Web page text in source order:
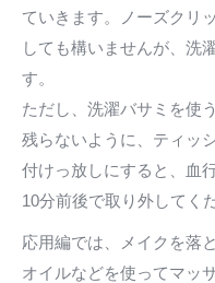
ていきます。ノーズクリ
しても構いませんが、洗
す。
ただし、洗濯バサミを使
残らないように、ティッ
付けっ放しにすると、血
10分前後で取り外してく
応用編では、メイクを落
オイルなどを使ってマッ